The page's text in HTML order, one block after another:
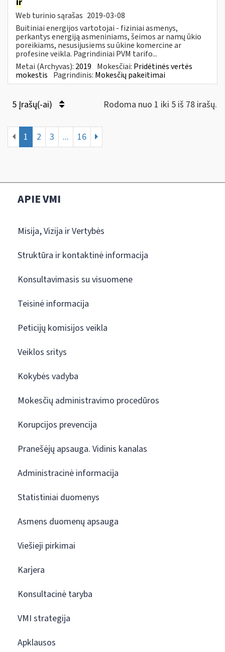
Web turinio sąrašas 2019-03-08
Buitiniai energijos vartotojai - fiziniai asmenys,
perkantys energiją asmeniniams, šeimos ar namų ūkio
poreikiams, nesusijusiems su ūkine komercine ar
profesine veikla. Pagrindiniai PVM tarifo...
Metai (Archyvas): 2019 Mokesčiai: Pridėtinės vertės
mokestis Pagrindinis: Mokesčių pakeitimai
5 Įrašų(-ai) Rodoma nuo 1 iki 5 iš 78 irašų.
1 2 3 ... 16
APIE VMI
Misija, Vizija ir Vertybės
Struktūra ir kontaktinė informacija
Konsultavimasis su visuomene
Teisinė informacija
Peticijų komisijos veikla
Veiklos sritys
Kokybės vadyba
Mokesčių administravimo procedūros
Korupcijos prevencija
Pranešėjų apsauga. Vidinis kanalas
Administracinė informacija
Statistiniai duomenys
Asmens duomenų apsauga
Viešieji pirkimai
Karjera
Konsultacinė taryba
VMI strategija
Apklausos